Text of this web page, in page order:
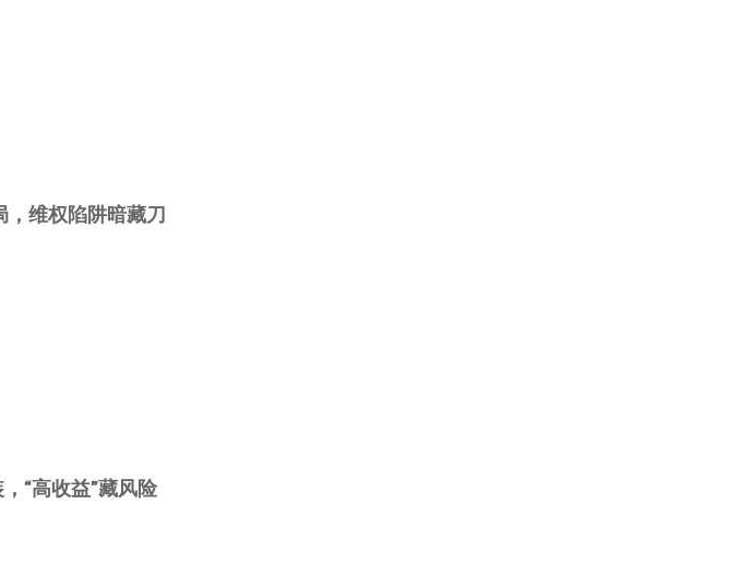
维权陷阱暗藏刀
“高收益”藏风险